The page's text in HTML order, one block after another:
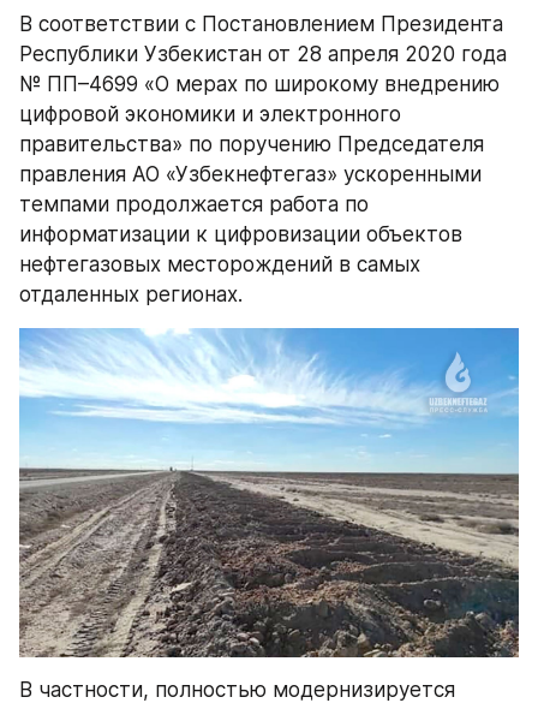
В соответствии с Постановлением Президента
Республики Узбекистан от 28 апреля 2020 года
№ ПП–4699 «О мерах по широкому внедрению
цифровой экономики и электронного
правительства» по поручению Председателя
правления АО «Узбекнефтегаз» ускоренными
темпами продолжается работа по
информатизации к цифровизации объектов
нефтегазовых месторождений в самых
отдаленных регионах.
В частности, полностью модернизируется